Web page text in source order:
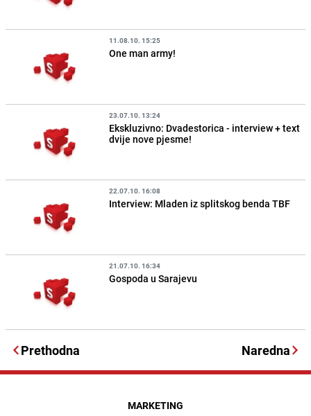
11.08.10. 15:25
One man army!
23.07.10. 13:24
Ekskluzivno: Dvadestorica - interview + text
dvije nove pjesme!
22.07.10. 16:08
Interview: Mladen iz splitskog benda TBF
21.07.10. 16:34
Gospoda u Sarajevu
Prethodna Naredna
MARKETING